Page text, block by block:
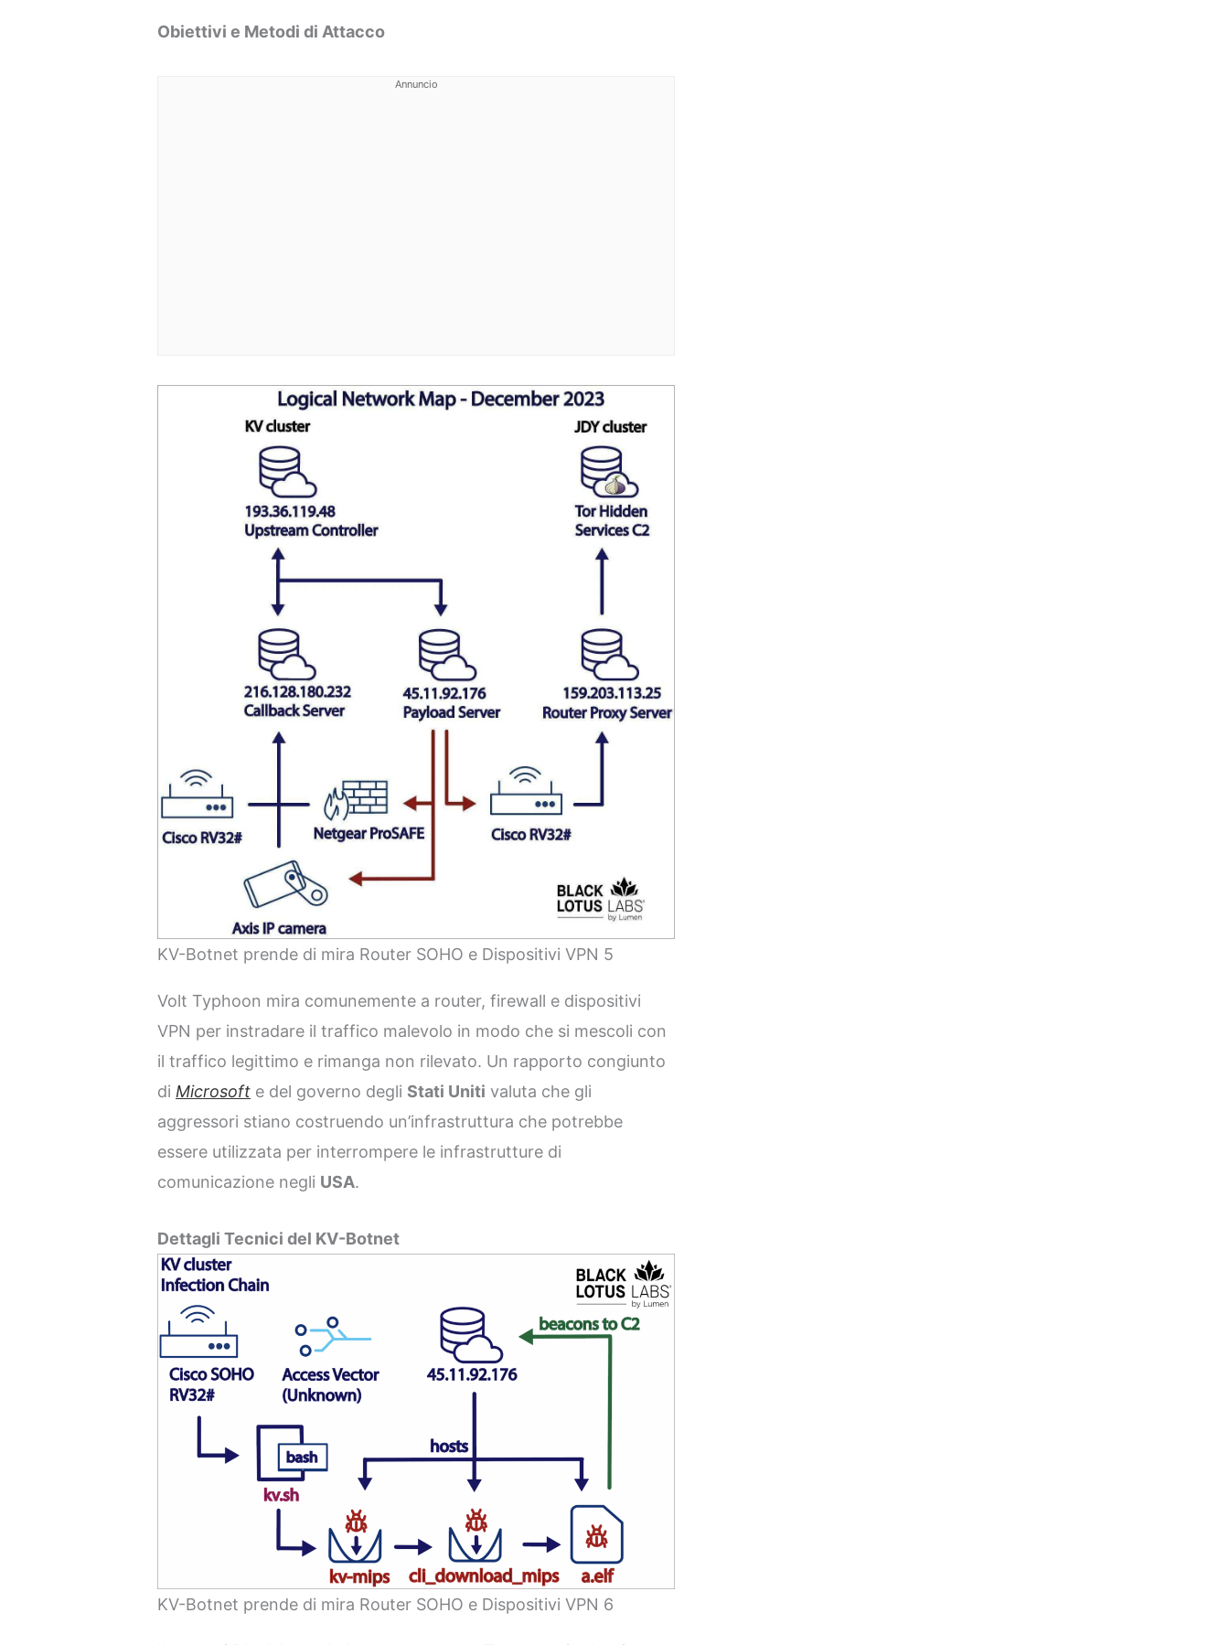
Obiettivi e Metodi di Attacco
Annuncio
KV-Botnet prende di mira Router SOHO e Dispositivi VPN 5
Volt Typhoon mira comunemente a router, firewall e dispositivi
VPN per instradare il traffico malevolo in modo che si mescoli con
il traffico legittimo e rimanga non rilevato. Un rapporto congiunto
di Microsoft e del governo degli Stati Uniti valuta che gli
aggressori stiano costruendo un’infrastruttura che potrebbe
essere utilizzata per interrompere le infrastrutture di
comunicazione negli USA.
Dettagli Tecnici del KV-Botnet
KV-Botnet prende di mira Router SOHO e Dispositivi VPN 6